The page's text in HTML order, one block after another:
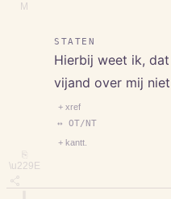
M
⎘
\u229E
STATEN
Hierbij weet ik,
vijand over mij
+ xref
↔ OT/NT
+ kantt.